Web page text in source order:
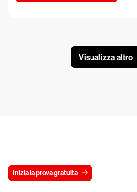
Visualizza altro
Inizia la prova gratuita